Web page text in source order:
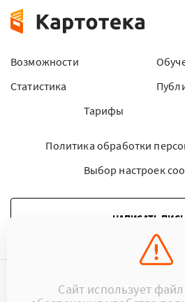
Возможности
Статистика
Тарифы
Политика обработки
Выбор настроек
НАПИСАТЬ
©2015 - 2026 Kartoteka.by
Сайт использует